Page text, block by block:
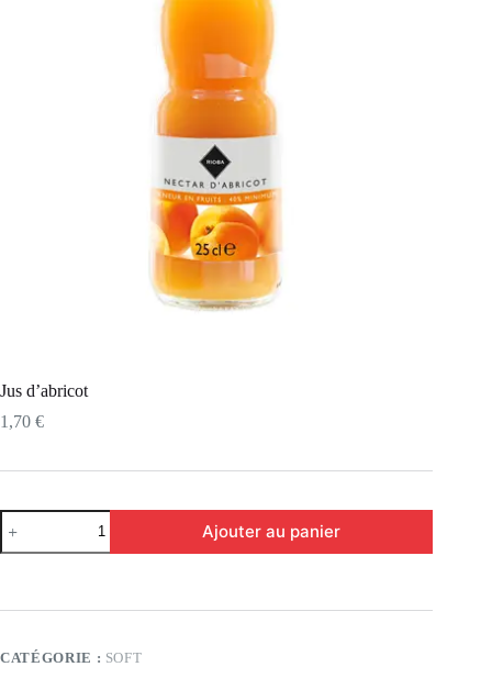
Jus d’abricot
1,70 €
Ajouter au panier
CATÉGORIE : SOFT